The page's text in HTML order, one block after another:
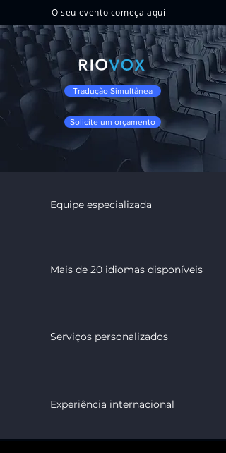
Equipe especializada
Mais de 20 idiomas disponíveis
Serviços personalizados
Experiência internacional
O seu evento começa aqui
Solicite um orçamento
Tradução Simultânea